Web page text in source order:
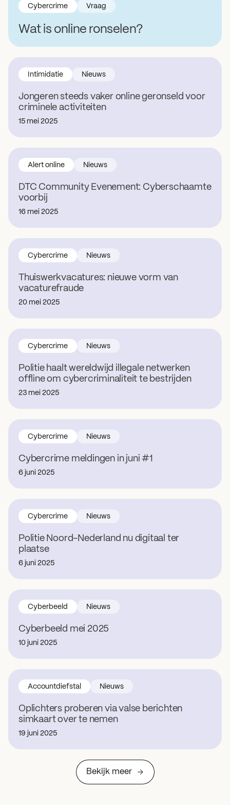
Wat is online ronselen?
Cybercrime Vraag
Jongeren steeds vaker online geronseld voor
criminele activiteiten
Intimidatie Nieuws
15 mei 2025
DTC Community Evenement: Cyberschaamte
voorbij
Alert online Nieuws
16 mei 2025
Thuiswerkvacatures: nieuwe vorm van
vacaturefraude
Cybercrime Nieuws
20 mei 2025
Politie haalt wereldwijd illegale netwerken
offline om cybercriminaliteit te bestrijden
Cybercrime Nieuws
23 mei 2025
Cybercrime meldingen in juni #1
Cybercrime Nieuws
6 juni 2025
Politie Noord-Nederland nu digitaal ter
plaatse
Cybercrime Nieuws
6 juni 2025
Cyberbeeld mei 2025
Cyberbeeld Nieuws
10 juni 2025
Oplichters proberen via valse berichten
simkaart over te nemen
Accountdiefstal Nieuws
19 juni 2025
Bekijk meer